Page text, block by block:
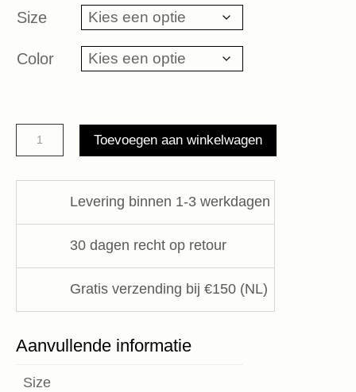
was:
€ 139,95.
is:
€ 69,98.
Size
Color
Pants
Moonflower
Toevoegen aan winkelwagen
Levering binnen 1-3 werkdagen
30 dagen recht op retour
Gratis verzending bij €150 (NL)
Aanvullende informatie
Size